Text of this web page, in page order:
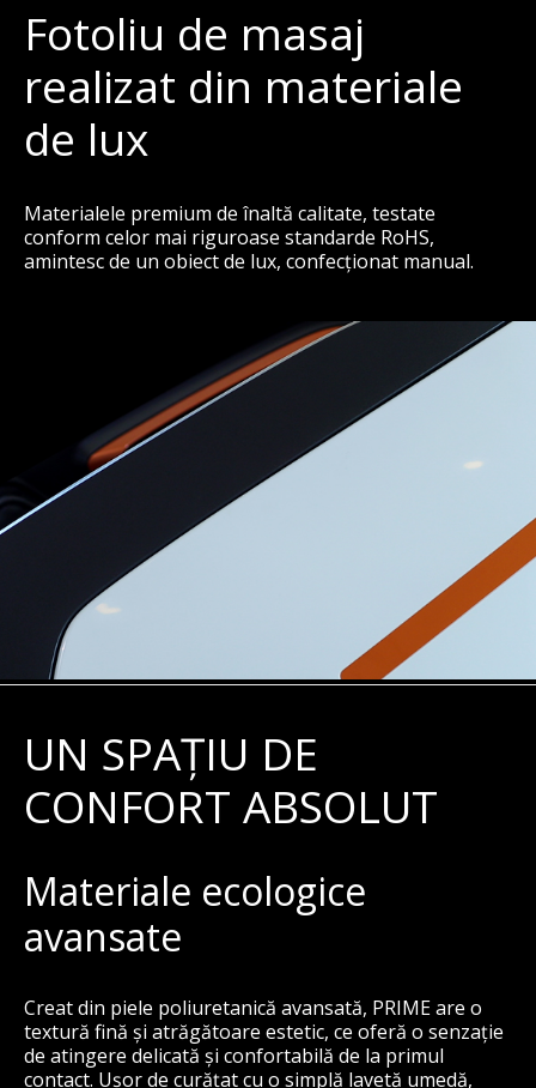
Fotoliu de masaj
realizat din materiale
de lux
Materialele premium de înaltă calitate, testate
conform celor mai riguroase standarde RoHS,
amintesc de un obiect de lux, confecționat manual.
UN SPAȚIU DE
CONFORT ABSOLUT
Materiale ecologice
avansate
Creat din piele poliuretanică avansată, PRIME are o
textură fină și atrăgătoare estetic, ce oferă o senzație
de atingere delicată și confortabilă de la primul
contact. Ușor de curățat cu o simplă lavetă umedă,